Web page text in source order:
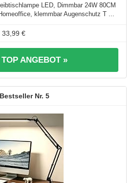
LED, Dimmbar 24W 80CM
klemmbar Augenschutz T ...
33,99 €
ANGEBOT »
5